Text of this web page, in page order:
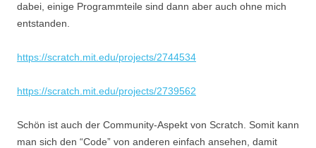
dabei, einige Programmteile sind dann aber auch ohne mich
entstanden.
https://scratch.mit.edu/projects/2744534
https://scratch.mit.edu/projects/2739562
Schön ist auch der Community-Aspekt von Scratch. Somit kann
man sich den “Code” von anderen einfach ansehen, damit